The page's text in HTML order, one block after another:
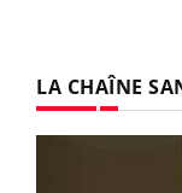
LA CHAÎNE